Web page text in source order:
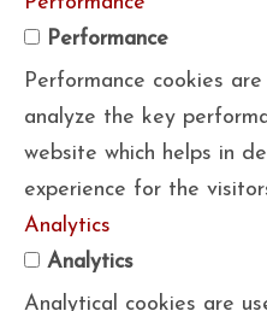
Performance
Performance cookies
analyze the key
website which helps in
experience for the
Analytics
Analytics
Analytical cookies are